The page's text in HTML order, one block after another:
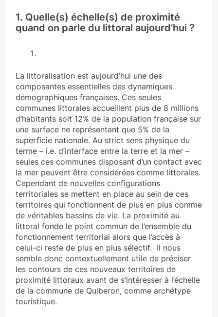
1. Quelle(s) échelle(s) de proximité
quand on parle du littoral aujourd’hui ?
La littoralisation est aujourd’hui une des
composantes essentielles des dynamiques
démographiques françaises. Ces seules
communes littorales accueillent plus de 8 millions
d’habitants soit 12% de la population française sur
une surface ne représentant que 5% de la
superficie nationale. Au strict sens physique du
terme – i.e. d’interface entre la terre et la mer –
seules ces communes disposant d’un contact avec
la mer peuvent être considérées comme littorales.
Cependant de nouvelles configurations
territoriales se mettent en place au sein de ces
territoires qui fonctionnent de plus en plus comme
de véritables bassins de vie. La proximité au
littoral fonde le point commun de l’ensemble du
fonctionnement territorial alors que l’accès à
celui-ci reste de plus en plus sélectif. Il nous
semble donc contextuellement utile de préciser
les contours de ces nouveaux territoires de
proximité littoraux avant de s’intéresser à l’échelle
de la commune de Quiberon, comme archétype
touristique.